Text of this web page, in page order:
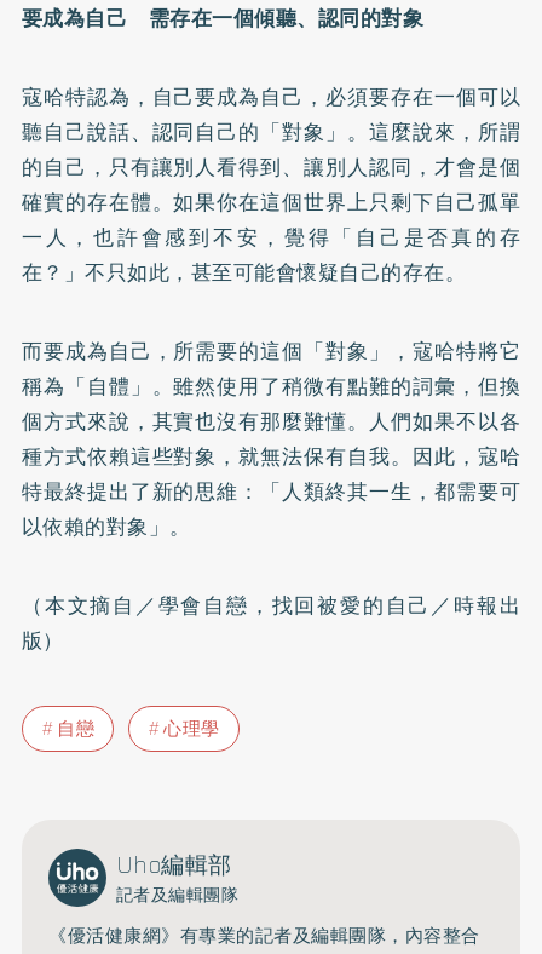
要成為自己 需存在一個傾聽、認同的對象
寇哈特認為，自己要成為自己，必須要存在一個可以
聽自己說話、認同自己的「對象」。這麼說來，所謂
的自己，只有讓別人看得到、讓別人認同，才會是個
確實的存在體。如果你在這個世界上只剩下自己孤單
一人，也許會感到不安，覺得「自己是否真的存
在？」不只如此，甚至可能會懷疑自己的存在。
而要成為自己，所需要的這個「對象」，寇哈特將它
稱為「自體」。雖然使用了稍微有點難的詞彙，但換
個方式來說，其實也沒有那麼難懂。人們如果不以各
種方式依賴這些對象，就無法保有自我。因此，寇哈
特最終提出了新的思維：「人類終其一生，都需要可
以依賴的對象」。
（本文摘自／學會自戀，找回被愛的自己／時報出
版）
自戀 心理學
Uho編輯部
記者及編輯團隊
《優活健康網》有專業的記者及編輯團隊，內容整合